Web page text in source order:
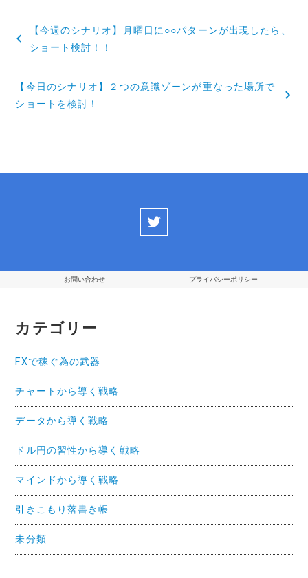
稿
ビ
シ
【今週のシナリオ】月曜日に○○パターンが出現したら、
ショート検討！！
【今日のシナリオ】２つの意識ゾーンが重なった場所で
ショートを検討！
お問い合わせ プライバシーポリシー
カテゴリー
FXで稼ぐ為の武器
チャートから導く戦略
データから導く戦略
ドル円の習性から導く戦略
マインドから導く戦略
引きこもり落書き帳
未分類